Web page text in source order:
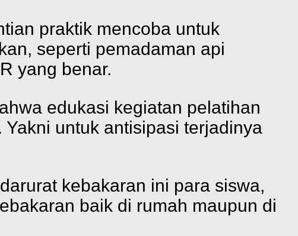
praktik mencoba untuk
seperti pemadaman api
yang benar.
edukasi kegiatan pelatihan
untuk antisipasi terjadinya
kebakaran ini para siswa,
baik di rumah maupun di